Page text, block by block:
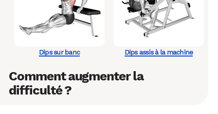
Dips sur banc Dips assis à la machine
Comment augmenter la
difficulté ?